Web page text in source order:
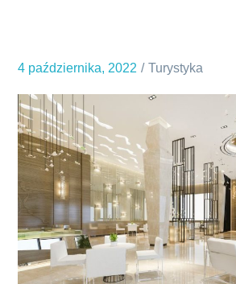
waszą
sprawę
4 października, 2022 Turystyka